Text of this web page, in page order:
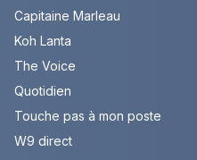
Capitaine Marleau
Koh Lanta
The Voice
Quotidien
Touche pas à mon poste
W9 direct